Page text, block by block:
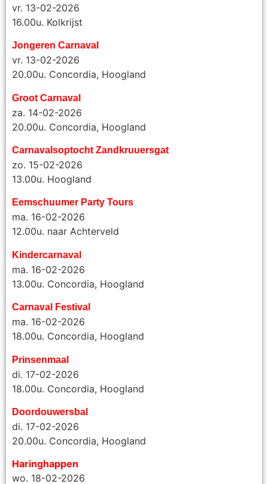
vr. 13-02-2026
16.00u. Kolkrijst
Jongeren Carnaval
vr. 13-02-2026
20.00u. Concordia, Hoogland
Groot Carnaval
za. 14-02-2026
20.00u. Concordia, Hoogland
Carnavalsoptocht Zandkruuersgat
zo. 15-02-2026
13.00u. Hoogland
Eemschuumer Party Tours
ma. 16-02-2026
12.00u. naar Achterveld
Kindercarnaval
ma. 16-02-2026
13.00u. Concordia, Hoogland
Carnaval Festival
ma. 16-02-2026
18.00u. Concordia, Hoogland
Prinsenmaal
di. 17-02-2026
18.00u. Concordia, Hoogland
Doordouwersbal
di. 17-02-2026
20.00u. Concordia, Hoogland
Haringhappen
wo. 18-02-2026